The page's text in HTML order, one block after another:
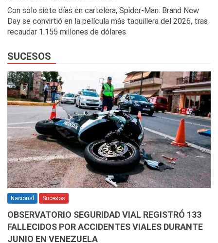
Con solo siete días en cartelera, Spider-Man: Brand New
Day se convirtió en la película más taquillera del 2026, tras
recaudar 1.155 millones de dólares
SUCESOS
Nacional Sucesos
OBSERVATORIO SEGURIDAD VIAL REGISTRÓ 133
FALLECIDOS POR ACCIDENTES VIALES DURANTE
JUNIO EN VENEZUELA